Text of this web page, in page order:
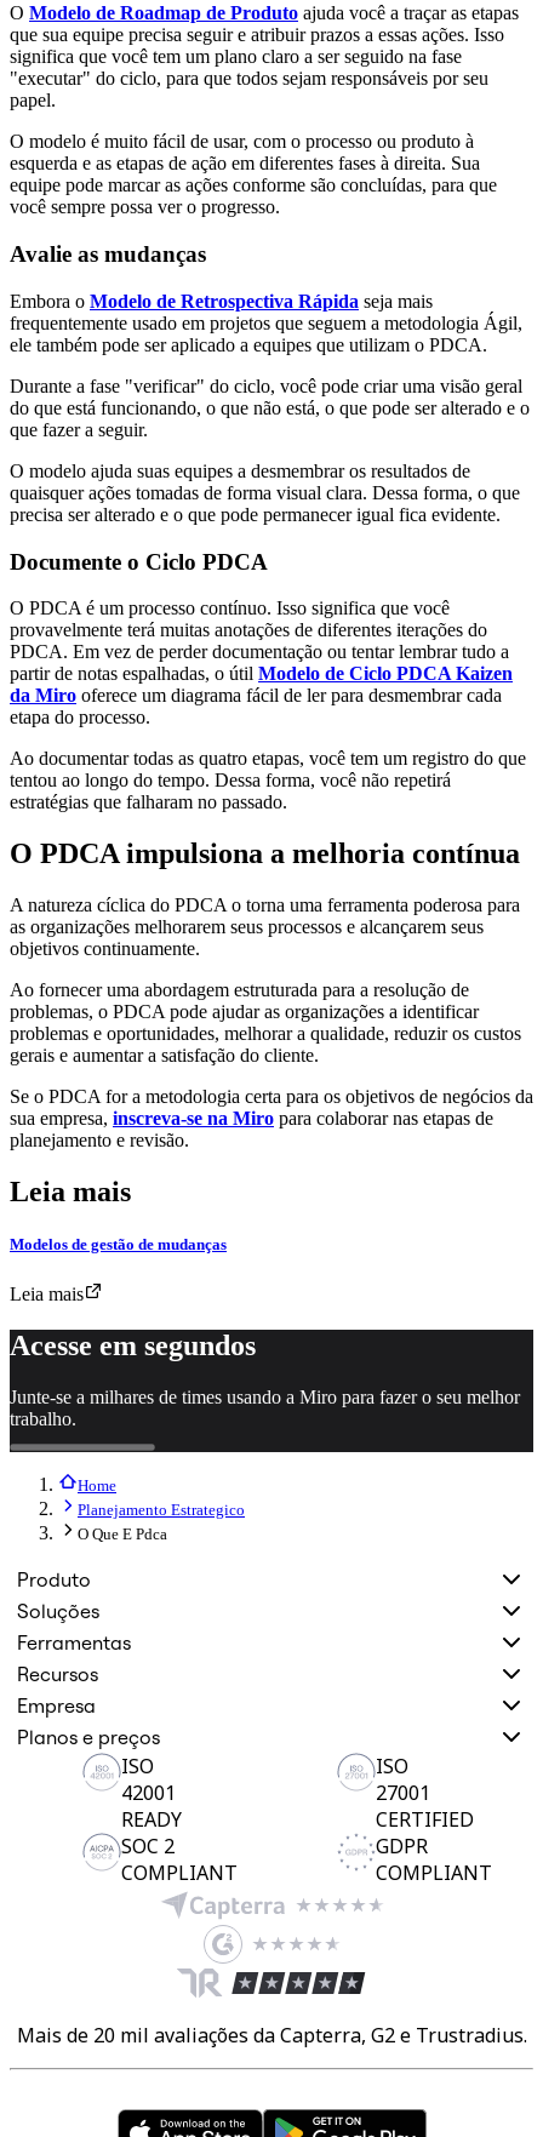
O Modelo de Roadmap de Produto ajuda você a traçar as etapas
que sua equipe precisa seguir e atribuir prazos a essas ações. Isso
significa que você tem um plano claro a ser seguido na fase
"executar" do ciclo, para que todos sejam responsáveis por seu
papel.
O modelo é muito fácil de usar, com o processo ou produto à
esquerda e as etapas de ação em diferentes fases à direita. Sua
equipe pode marcar as ações conforme são concluídas, para que
você sempre possa ver o progresso.
Avalie as mudanças
Embora o Modelo de Retrospectiva Rápida seja mais
frequentemente usado em projetos que seguem a metodologia Ágil,
ele também pode ser aplicado a equipes que utilizam o PDCA.
Durante a fase "verificar" do ciclo, você pode criar uma visão geral
do que está funcionando, o que não está, o que pode ser alterado e o
que fazer a seguir.
O modelo ajuda suas equipes a desmembrar os resultados de
quaisquer ações tomadas de forma visual clara. Dessa forma, o que
precisa ser alterado e o que pode permanecer igual fica evidente.
Documente o Ciclo PDCA
O PDCA é um processo contínuo. Isso significa que você
provavelmente terá muitas anotações de diferentes iterações do
PDCA. Em vez de perder documentação ou tentar lembrar tudo a
partir de notas espalhadas, o útil Modelo de Ciclo PDCA Kaizen
da Miro oferece um diagrama fácil de ler para desmembrar cada
etapa do processo.
Ao documentar todas as quatro etapas, você tem um registro do que
tentou ao longo do tempo. Dessa forma, você não repetirá
estratégias que falharam no passado.
O PDCA impulsiona a melhoria contínua
A natureza cíclica do PDCA o torna uma ferramenta poderosa para
as organizações melhorarem seus processos e alcançarem seus
objetivos continuamente.
Ao fornecer uma abordagem estruturada para a resolução de
problemas, o PDCA pode ajudar as organizações a identificar
problemas e oportunidades, melhorar a qualidade, reduzir os custos
gerais e aumentar a satisfação do cliente.
Se o PDCA for a metodologia certa para os objetivos de negócios da
sua empresa, inscreva-se na Miro para colaborar nas etapas de
planejamento e revisão.
Leia mais
Modelos de gestão de mudanças
Leia mais
Acesse em segundos
Junte-se a milhares de times usando a Miro para fazer o seu melhor
trabalho.
Home
Planejamento Estrategico
O Que E Pdca
Produto
Soluções
Ferramentas
Recursos
Empresa
Planos e preços
ISO
42001
READY
ISO
27001
CERTIFIED
SOC 2
COMPLIANT
GDPR
COMPLIANT
Mais de 20 mil avaliações da Capterra, G2 e Trustradius.